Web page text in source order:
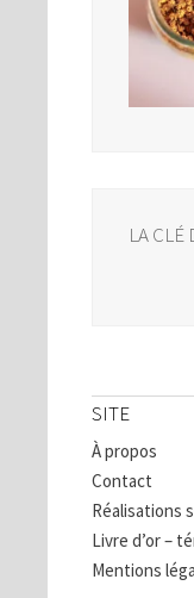
LA CLÉ
SITE
À propos
Contact
Réalisations
Livre d’or –
Mentions